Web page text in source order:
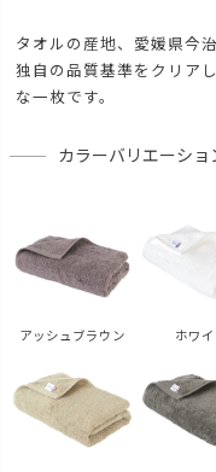
タオルの産地、愛媛県今
独自の品質基準をクリア
な一枚です。
カラーバリエーショ
アッシュブラウン ホワイ